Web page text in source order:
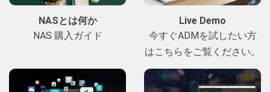
NASとは何か
NAS 購入ガイド
Live Demo
今すぐADMを試したい方
はこちらをご覧ください。